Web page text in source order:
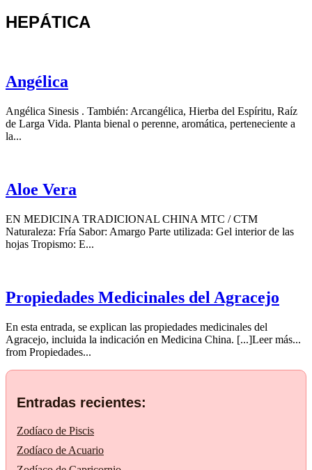
HEPÁTICA
Angélica
Angélica Sinesis . También: Arcangélica, Hierba del Espíritu, Raíz
de Larga Vida. Planta bienal o perenne, aromática, perteneciente a
la...
Aloe Vera
EN MEDICINA TRADICIONAL CHINA MTC / CTM
Naturaleza: Fría Sabor: Amargo Parte utilizada: Gel interior de las
hojas Tropismo: E...
Propiedades Medicinales del Agracejo
En esta entrada, se explican las propiedades medicinales del
Agracejo, incluida la indicación en Medicina China. [...]Leer más...
from Propiedades...
Entradas recientes:
Zodíaco de Piscis
Zodíaco de Acuario